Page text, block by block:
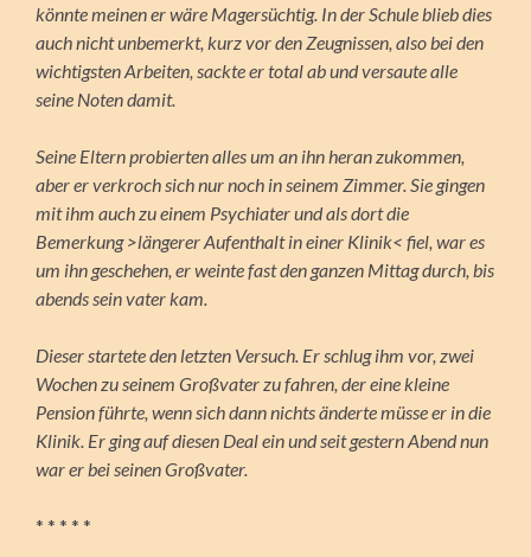
könnte meinen er wäre Magersüchtig. In der Schule blieb dies
auch nicht unbemerkt, kurz vor den Zeugnissen, also bei den
wichtigsten Arbeiten, sackte er total ab und versaute alle
seine Noten damit.
Seine Eltern probierten alles um an ihn heran zukommen,
aber er verkroch sich nur noch in seinem Zimmer. Sie gingen
mit ihm auch zu einem Psychiater und als dort die
Bemerkung >längerer Aufenthalt in einer Klinik< fiel, war es
um ihn geschehen, er weinte fast den ganzen Mittag durch, bis
abends sein vater kam.
Dieser startete den letzten Versuch. Er schlug ihm vor, zwei
Wochen zu seinem Großvater zu fahren, der eine kleine
Pension führte, wenn sich dann nichts änderte müsse er in die
Klinik. Er ging auf diesen Deal ein und seit gestern Abend nun
war er bei seinen Großvater.
* * * * *